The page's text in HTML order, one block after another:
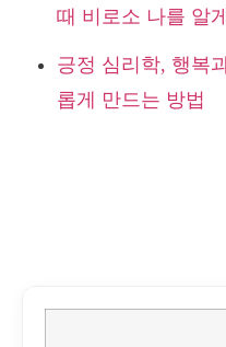
때 비로소 나를 알
긍정 심리학, 행복
롭게 만드는 방법